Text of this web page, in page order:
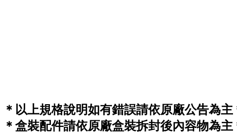
＊以上規格說明如有錯誤請依原廠公告為主
＊盒裝配件請依原廠盒裝拆封後內容物為主